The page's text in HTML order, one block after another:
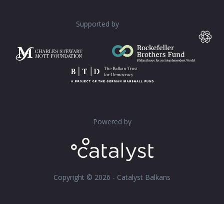
Supported by
Powered by
Copyright © 2026 - Catalyst Balkans